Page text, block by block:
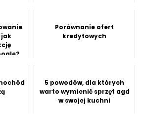
jak
Porównanie ofert
kredytowych
5 powodów, dla których
warto wymienić sprzęt agd
w swojej kuchni